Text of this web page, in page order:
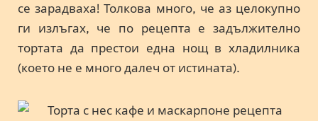
се зарадваха! Толкова много, че аз целокупно
ги излъгах, че по рецепта е задължително
тортата да престои една нощ в хладилника
(което не е много далеч от истината).